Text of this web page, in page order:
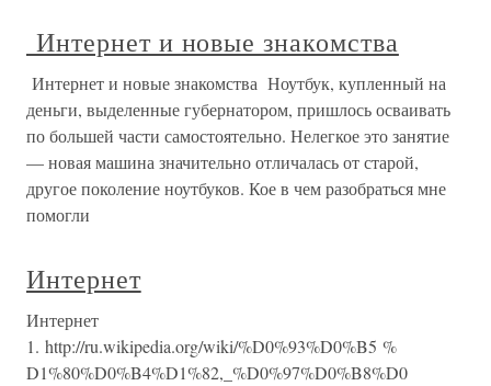
Интернет и новые знакомства
Интернет и новые знакомства Ноутбук, купленный на
деньги, выделенные губернатором, пришлось осваивать
по большей части самостоятельно. Нелегкое это занятие
— новая машина значительно отличалась от старой,
другое поколение ноутбуков. Кое в чем разобраться мне
помогли
Интернет
Интернет
1. http://ru.wikipedia.org/wiki/%D0%93%D0%B5 %
D1%80%D0%B4%D1%82,_%D0%97%D0%B8%D0